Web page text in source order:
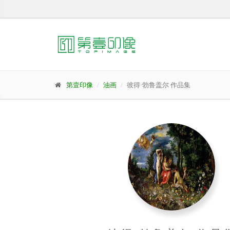
第壹印像 油画 彼得·勃鲁盖尔 作品集